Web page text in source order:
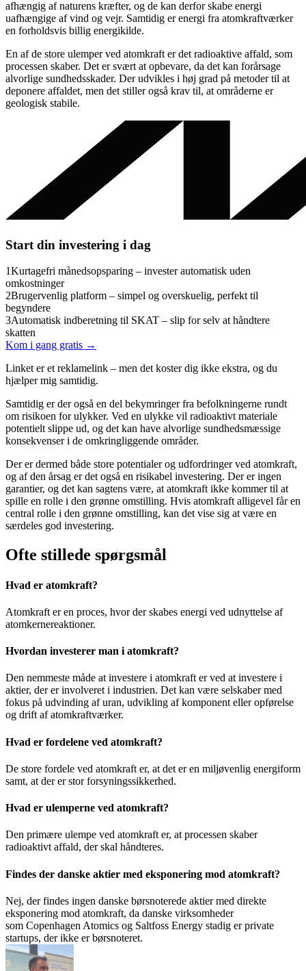
afhængig af naturens kræfter, og de kan derfor skabe energi
uafhængige af vind og vejr. Samtidig er energi fra atomkraftværker
en forholdsvis billig energikilde.
En af de store ulemper ved atomkraft er det radioaktive affald, som
processen skaber. Det er svært at opbevare, da det kan forårsage
alvorlige sundhedsskader. Der udvikles i høj grad på metoder til at
deponere affaldet, men det stiller også krav til, at områderne er
geologisk stabile.
Start din investering i dag
1Kurtagefri månedsopsparing – invester automatisk uden
omkostninger
2Brugervenlig platform – simpel og overskuelig, perfekt til
begyndere
3Automatisk indberetning til SKAT – slip for selv at håndtere
skatten
Kom i gang gratis →
Linket er et reklamelink – men det koster dig ikke ekstra, og du
hjælper mig samtidig.
Samtidig er der også en del bekymringer fra befolkningerne rundt
om risikoen for ulykker. Ved en ulykke vil radioaktivt materiale
potentielt slippe ud, og det kan have alvorlige sundhedsmæssige
konsekvenser i de omkringliggende områder.
Der er dermed både store potentialer og udfordringer ved atomkraft,
og af den årsag er det også en risikabel investering. Der er ingen
garantier, og det kan sagtens være, at atomkraft ikke kommer til at
spille en rolle i den grønne omstilling. Hvis atomkraft alligevel får en
central rolle i den grønne omstilling, kan det vise sig at være en
særdeles god investering.
Ofte stillede spørgsmål
Hvad er atomkraft?
Atomkraft er en proces, hvor der skabes energi ved udnyttelse af
atomkernereaktioner.
Hvordan investerer man i atomkraft?
Den nemmeste måde at investere i atomkraft er ved at investere i
aktier, der er involveret i industrien. Det kan være selskaber med
fokus på udvinding af uran, udvikling af komponent eller opførelse
og drift af atomkraftværker.
Hvad er fordelene ved atomkraft?
De store fordele ved atomkraft er, at det er en miljøvenlig energiform
samt, at der er stor forsyningssikkerhed.
Hvad er ulemperne ved atomkraft?
Den primære ulempe ved atomkraft er, at processen skaber
radioaktivt affald, der skal håndteres.
Findes der danske aktier med eksponering mod atomkraft?
Nej, der findes ingen danske børsnoterede aktier med direkte
eksponering mod atomkraft, da danske virksomheder
som Copenhagen Atomics og Saltfoss Energy stadig er private
startups, der ikke er børsnoteret.